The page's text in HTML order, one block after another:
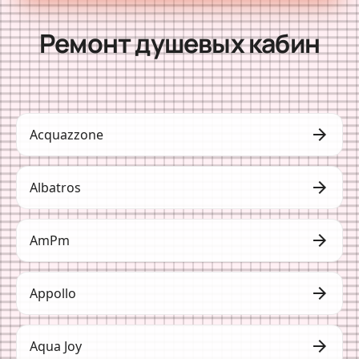
Ремонт душевых кабин
Acquazzone arrow_forward
Albatros arrow_forward
AmPm arrow_forward
Appollo arrow_forward
Aqua Joy arrow_forward